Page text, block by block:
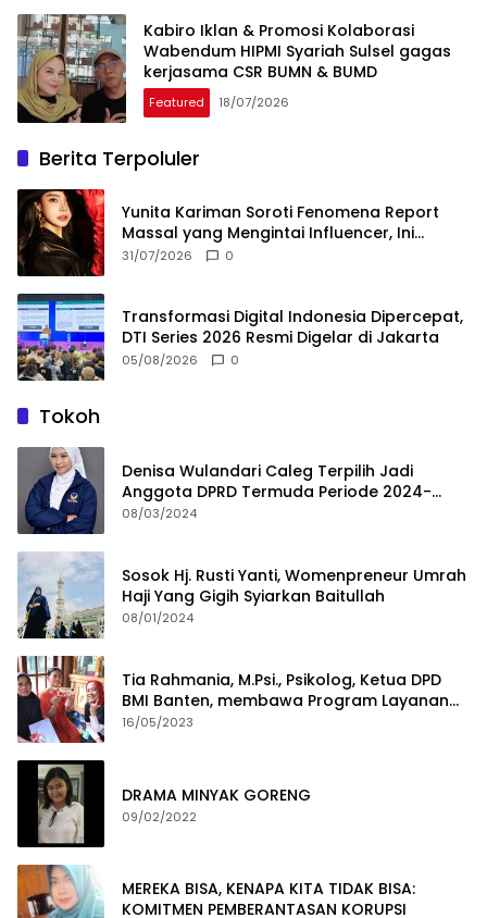
Kabiro Iklan & Promosi Kolaborasi
Wabendum HIPMI Syariah Sulsel gagas
kerjasama CSR BUMN & BUMD
Featured 18/07/2026
Berita Terpoluler
Yunita Kariman Soroti Fenomena Report
Massal yang Mengintai Influencer, Ini
Langkah Proteksi Akun yang Perlu Diketahui
31/07/2026 0
Transformasi Digital Indonesia Dipercepat,
DTI Series 2026 Resmi Digelar di Jakarta
05/08/2026 0
Tokoh
Denisa Wulandari Caleg Terpilih Jadi
Anggota DPRD Termuda Periode 2024-
2029
08/03/2024
Sosok Hj. Rusti Yanti, Womenpreneur Umrah
Haji Yang Gigih Syiarkan Baitullah
08/01/2024
Tia Rahmania, M.Psi., Psikolog, Ketua DPD
BMI Banten, membawa Program Layanan
Pembuatan Dokumen Kependudukan
16/05/2023
DRAMA MINYAK GORENG
09/02/2022
MEREKA BISA, KENAPA KITA TIDAK BISA:
KOMITMEN PEMBERANTASAN KORUPSI